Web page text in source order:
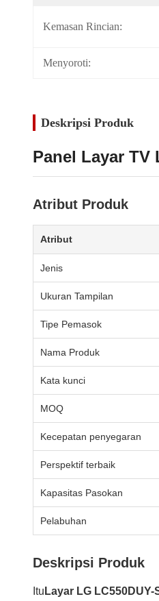
Kemasan Rincian:
Menyoroti:
Deskripsi Produk
Panel Layar TV
Atribut Produk
Atribut
Jenis
Ukuran Tampilan
Tipe Pemasok
Nama Produk
Kata kunci
MOQ
Kecepatan penyegaran
Perspektif terbaik
Kapasitas Pasokan
Pelabuhan
Deskripsi Produk
Itu Layar LG LC550DUY-